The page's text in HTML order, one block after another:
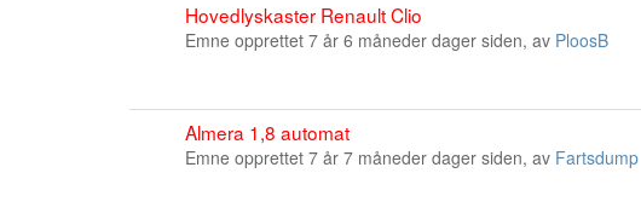
Hovedlyskaster Renault Clio
Emne opprettet 7 år 6 måneder dager siden, av PloosB
Almera 1,8 automat
Emne opprettet 7 år 7 måneder dager siden, av Fartsdump